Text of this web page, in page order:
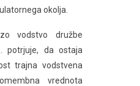
okolja.
vodstvo družbe
potrjuje, da ostaja
trajna vodstvena
vrednota